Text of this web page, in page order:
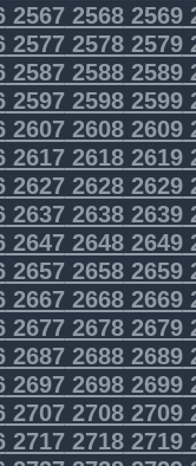
256725682569
257725782579
258725882589
259725982599
260726082609
261726182619
262726282629
263726382639
264726482649
265726582659
266726682669
267726782679
268726882689
269726982699
270727082709
271727182719